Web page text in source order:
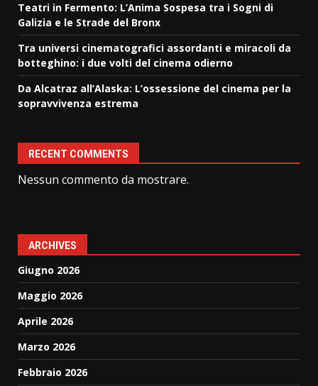
Teatri in Fermento: L’Anima Sospesa tra i Sogni di
Galizia e le Strade del Bronx
Tra universi cinematografici assordanti e miracoli da
botteghino: i due volti del cinema odierno
Da Alcatraz all’Alaska: L’ossessione del cinema per la
sopravvivenza estrema
RECENT COMMENTS
Nessun commento da mostrare.
ARCHIVES
Giugno 2026
Maggio 2026
Aprile 2026
Marzo 2026
Febbraio 2026